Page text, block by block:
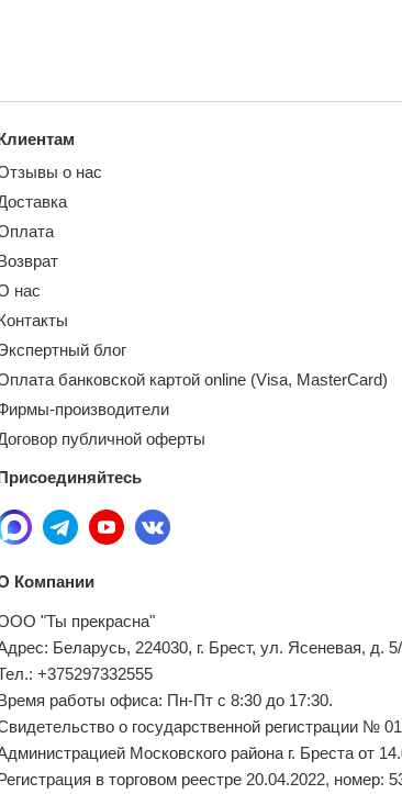
о нас
нас
блог
банковской картой online (Visa, MasterCard)
производители
публичной оферты
Компании
"Ты прекрасна"
Беларусь, 224030, г. Брест, ул. Ясеневая, д.
+375297332555
работы офиса: Пн-Пт с 8:30 до 17:30.
о государственной регистрации №
Московского района г. Бреста от
в торговом реестре 20.04.2022, номер: